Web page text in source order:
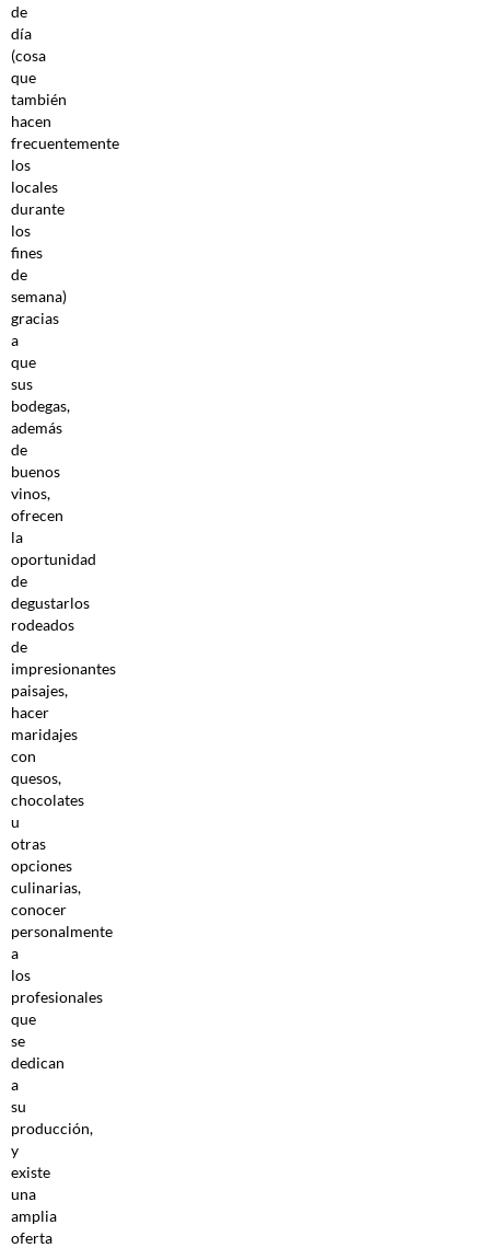
de
día
(cosa
que
también
hacen
frecuentemente
los
locales
durante
los
fines
de
semana)
gracias
a
que
sus
bodegas,
además
de
buenos
vinos,
ofrecen
la
oportunidad
de
degustarlos
rodeados
de
impresionantes
paisajes,
hacer
maridajes
con
quesos,
chocolates
u
otras
opciones
culinarias,
conocer
personalmente
a
los
profesionales
que
se
dedican
a
su
producción,
y
existe
una
amplia
oferta